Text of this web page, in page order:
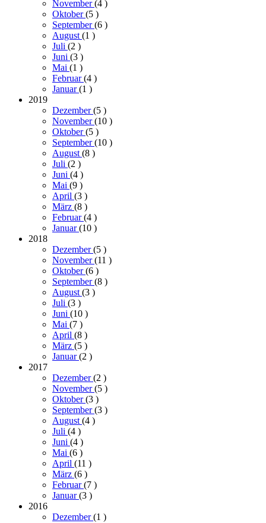
November(4 )
Oktober(5 )
September(6 )
August(1 )
Juli (2 )
Juni (3 )
Mai (1 )
Februar(4 )
Januar(1 )
2019
Dezember(5 )
November(10 )
Oktober(5 )
September(10 )
August(8 )
Juli (2 )
Juni (4 )
Mai (9 )
April (3 )
März (8 )
Februar(4 )
Januar(10 )
2018
Dezember(5 )
November(11 )
Oktober(6 )
September(8 )
August(3 )
Juli (3 )
Juni (10 )
Mai (7 )
April (8 )
März (5 )
Januar(2 )
2017
Dezember(2 )
November(5 )
Oktober(3 )
September(3 )
August(4 )
Juli (4 )
Juni (4 )
Mai (6 )
April (11 )
März (6 )
Februar(7 )
Januar(3 )
2016
Dezember(1 )